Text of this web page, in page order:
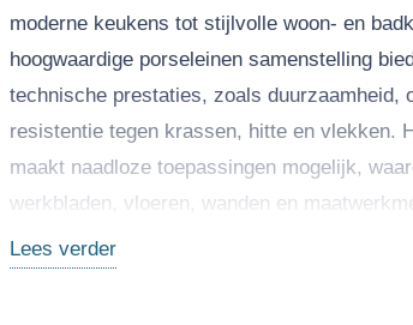
moderne keukens tot stijlvolle woon- en
hoogwaardige porseleinen samenstelling
technische prestaties, zoals duurzaamheid,
resistentie tegen krassen, hitte en vlekken.
maakt naadloze toepassingen mogelijk,
werkbladen, vloeren, wanden en
commerciële projecten.
Lees verder